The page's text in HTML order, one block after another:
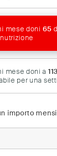
mese doni a 113
per una
mese doni 65
importo